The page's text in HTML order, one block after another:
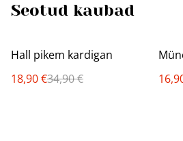
Seotud kaubad
%
Hall pikem kardigan
18,90 €34,90 €
%